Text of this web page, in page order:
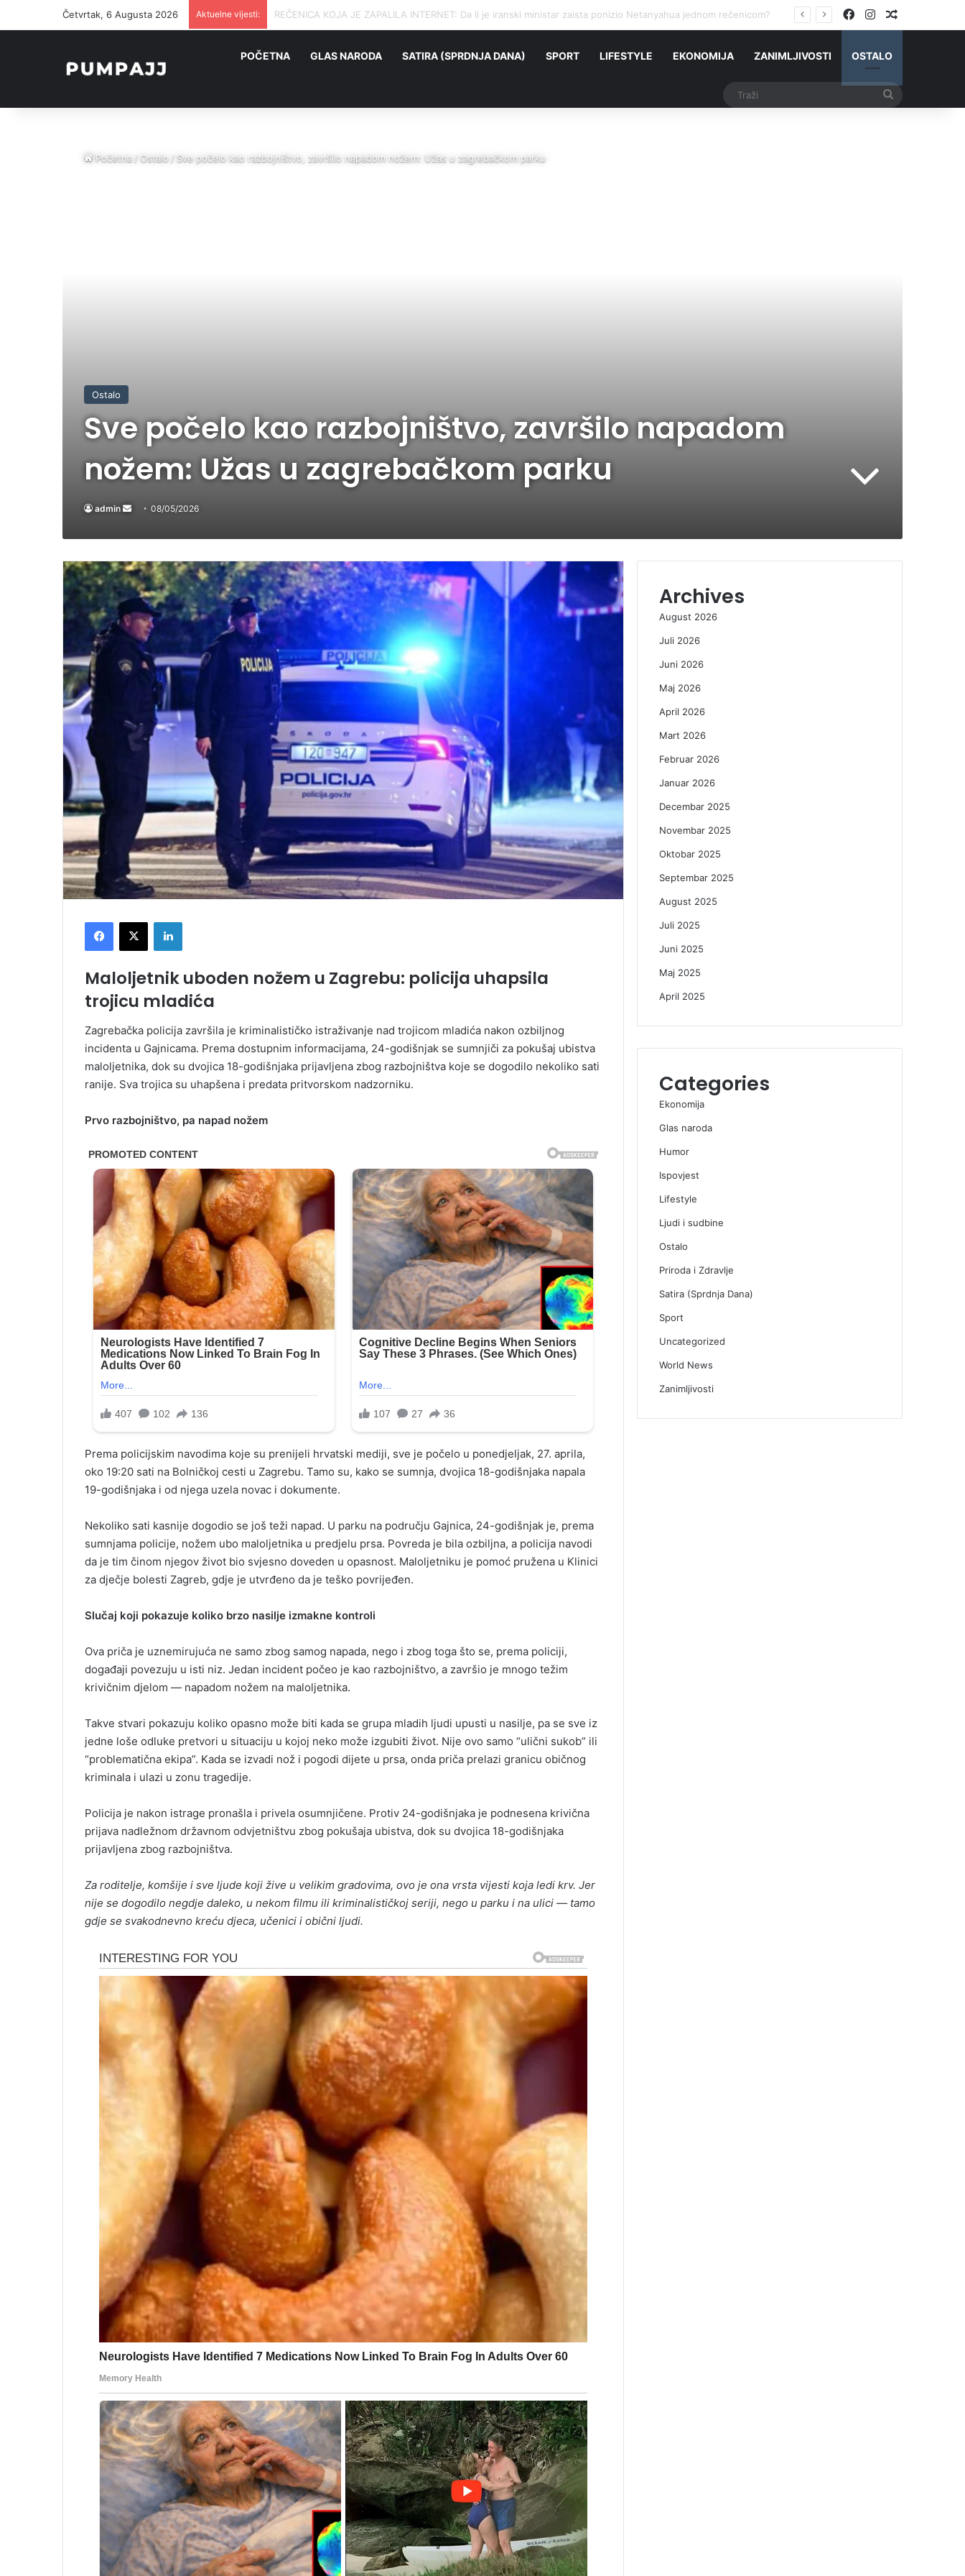
Četvrtak, 6 Augusta 2026 Aktuelne vijesti: PUTIN JOŠ NIJE OBJAVIO ODLUKU, A STRAH SE VEĆ ŠIRI: Rusi se pripremaju za najgori scenario FacebookInstagram
POČETNA GLAS NARODA SATIRA (SPRDNJA DANA) SPORT LIFESTYLE EKONOMIJA ZANIMLJIVOSTI OSTALO
Početna/Ostalo/Sve počelo kao razbojništvo, završilo napadom nožem: Užas u zagrebačkom parku
Ostalo
Sve počelo kao razbojništvo, završilo napadom
nožem: Užas u zagrebačkom parku
admin
Send08/05/2026
Maloljetnik uboden nožem u Zagrebu: policija uhapsila
trojicu mladića
Zagrebačka policija završila je kriminalističko istraživanje nad trojicom mladića nakon ozbiljnog
incidenta u Gajnicama. Prema dostupnim informacijama, 24-godišnjak se sumnjiči za pokušaj ubistva
maloljetnika, dok su dvojica 18-godišnjaka prijavljena zbog razbojništva koje se dogodilo nekoliko sati
ranije. Sva trojica su uhapšena i predata pritvorskom nadzorniku.
Prvo razbojništvo, pa napad nožem
Prema policijskim navodima koje su prenijeli hrvatski mediji, sve je počelo u ponedjeljak, 27. aprila,
oko 19:20 sati na Bolničkoj cesti u Zagrebu. Tamo su, kako se sumnja, dvojica 18-godišnjaka napala
19-godišnjaka i od njega uzela novac i dokumente.
Nekoliko sati kasnije dogodio se još teži napad. U parku na području Gajnica, 24-godišnjak je, prema
sumnjama policije, nožem ubo maloljetnika u predjelu prsa. Povreda je bila ozbiljna, a policija navodi
da je tim činom njegov život bio svjesno doveden u opasnost. Maloljetniku je pomoć pružena u Klinici
za dječje bolesti Zagreb, gdje je utvrđeno da je teško povrijeđen.
Slučaj koji pokazuje koliko brzo nasilje izmakne kontroli
Ova priča je uznemirujuća ne samo zbog samog napada, nego i zbog toga što se, prema policiji,
događaji povezuju u isti niz. Jedan incident počeo je kao razbojništvo, a završio je mnogo težim
krivičnim djelom — napadom nožem na maloljetnika.
Takve stvari pokazuju koliko opasno može biti kada se grupa mladih ljudi upusti u nasilje, pa se sve iz
jedne loše odluke pretvori u situaciju u kojoj neko može izgubiti život. Nije ovo samo “ulični sukob” ili
“problematična ekipa”. Kada se izvadi nož i pogodi dijete u prsa, onda priča prelazi granicu običnog
kriminala i ulazi u zonu tragedije.
Policija je nakon istrage pronašla i privela osumnjičene. Protiv 24-godišnjaka je podnesena krivična
prijava nadležnom državnom odvjetništvu zbog pokušaja ubistva, dok su dvojica 18-godišnjaka
prijavljena zbog razbojništva.
Za roditelje, komšije i sve ljude koji žive u velikim gradovima, ovo je ona vrsta vijesti koja ledi krv. Jer
nije se dogodilo negdje daleko, u nekom filmu ili kriminalističkoj seriji, nego u parku i na ulici — tamo
gdje se svakodnevno kreću djeca, učenici i obični ljudi.
Archives
August 2026
Juli 2026
Juni 2026
Maj 2026
April 2026
Mart 2026
Februar 2026
Januar 2026
Decembar 2025
Novembar 2025
Oktobar 2025
Septembar 2025
August 2025
Juli 2025
Juni 2025
Maj 2025
April 2025
Categories
Ekonomija
Glas naroda
Humor
Ispovjest
Lifestyle
Ljudi i sudbine
Ostalo
Priroda i Zdravlje
Satira (Sprdnja Dana)
Sport
Uncategorized
World News
Zanimljivosti